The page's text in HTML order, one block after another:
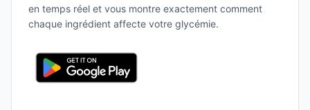
en temps réel et vous montre exactement comment
chaque ingrédient affecte votre glycémie.